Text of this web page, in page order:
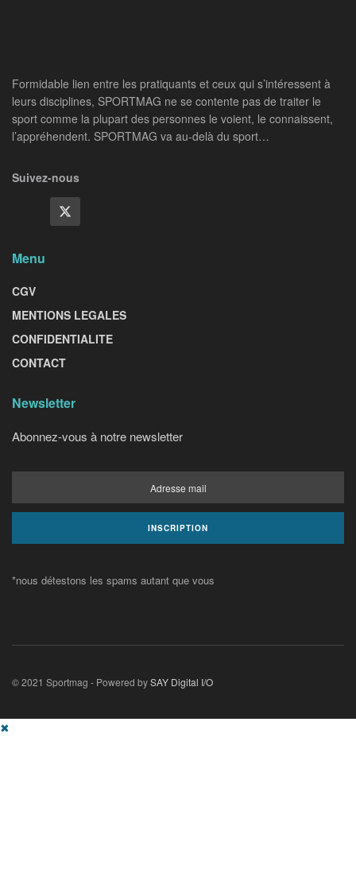
Formidable lien entre les pratiquants et ceux qui s’intéressent à
leurs disciplines, SPORTMAG ne se contente pas de traiter le
sport comme la plupart des personnes le voient, le connaissent,
l’appréhendent. SPORTMAG va au-delà du sport…
Suivez-nous
Menu
CGV
MENTIONS LEGALES
CONFIDENTIALITE
CONTACT
Newsletter
Abonnez-vous à notre newsletter
*nous détestons les spams autant que vous
© 2021 Sportmag - Powered bySAY Digital I/O
✖